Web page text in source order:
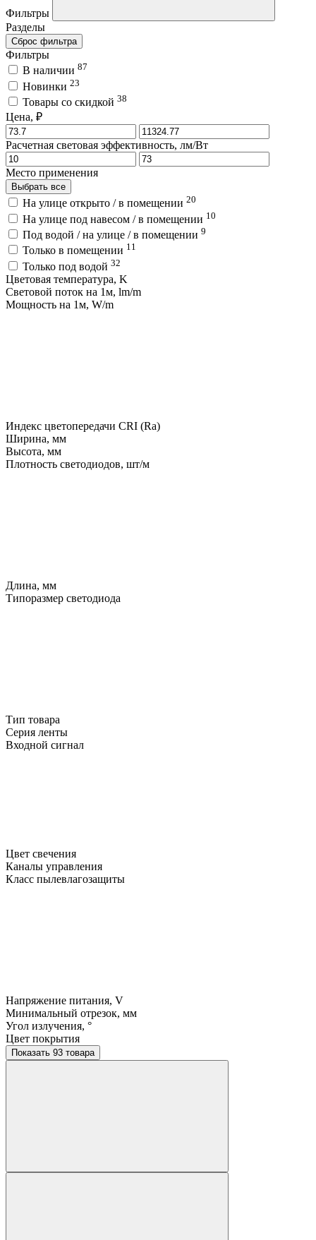
Фильтры
Разделы
Сброс фильтра
Фильтры
В наличии 87
Новинки 23
Товары со скидкой 38
Цена, ₽
Расчетная световая эффективность, лм/Вт
Место применения
Выбрать все
На улице открыто / в помещении 20
На улице под навесом / в помещении 10
Под водой / на улице / в помещении 9
Только в помещении 11
Только под водой 32
Цветовая температура, K
Световой поток на 1м, lm/m
Мощность на 1м, W/m
Индекс цветопередачи CRI (Ra)
Ширина, мм
Высота, мм
Плотность светодиодов, шт/м
Длина, мм
Типоразмер светодиода
Тип товара
Серия ленты
Входной сигнал
Цвет свечения
Каналы управления
Класс пылевлагозащиты
Напряжение питания, V
Минимальный отрезок, мм
Угол излучения, °
Цвет покрытия
Показать 93 товара